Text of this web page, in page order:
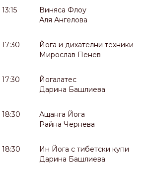
13:15
Виняса Флоу
Аля Ангелова
17:30
Йога и дихателни техники
Мирослав Пенев
17:30
Йогалатес
Дарина Башлиева
18:30
Ащанга Йога
Райна Чернева
18:30
Ин Йога с тибетски купи
Дарина Башлиева